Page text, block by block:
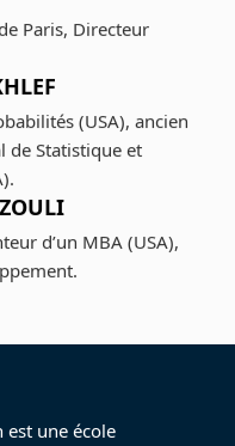
Paris, Directeur
(USA), ancien
de Statistique et
d’un MBA (USA),
est une école